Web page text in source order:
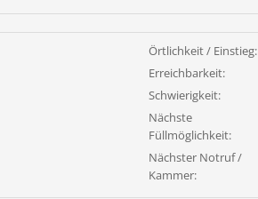
Örtlichkeit / Einstieg:
Erreichbarkeit:
Schwierigkeit:
Nächste
Füllmöglichkeit:
Nächster Notruf /
Kammer: